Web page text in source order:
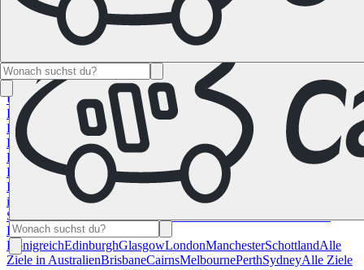
NamibiaSüdafrika
Alle Ziele in
KanadaCalgaryHalifaxMontrealTorontoVancouver
Alle Ziele in den
USALas VegasLos Angeles Miami New YorkSan
Francisco
Chile Costa Rica Alle Reiseziele in
Deutschland
Berlin Hamburg Leipzig München Stuttgart
Reiseziele in
Frankreich
KorsikaLyonMarseilles NizzaParis Toulouse
Alle
Reiseziele in
Italien
CagliariFlorenzMailandRom Sardinien
in Norwegen Bergen
Alle Reiseziele in
Spanien
Reiseziele im Vereinigtem
KönigreichEdinburghGlasgowLondonManchesterSchottlandAlle
Ziele in AustralienBrisbaneCairnsMelbournePerthSydneyAlle Ziele